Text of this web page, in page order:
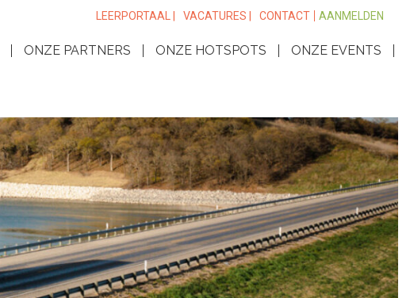
LEERPORTAAL | VACATURES | CONTACT AANMELDEN
ONZE PARTNERS ONZE HOTSPOTS ONZE EVENTS